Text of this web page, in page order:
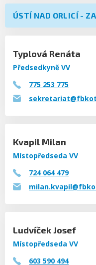
ÚSTÍ NAD ORLICÍ -
Renáta
Typlová
Předsedkyně VV
775 253 775
Kvapil Milan
Místopředseda VV
724 064 479
Josef
Ludvíček
Místopředseda VV
603 590 494